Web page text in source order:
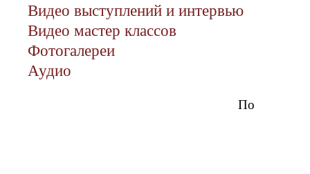
Видео выступлений и интервью
Видео мастер классов
Фотогалереи
Аудио
По